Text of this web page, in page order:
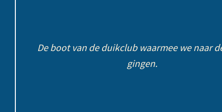
De boot van de duikclub waarmee we naar
gingen.